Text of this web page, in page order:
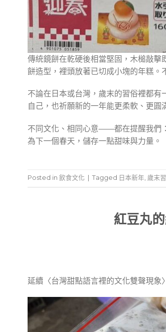
傳統鏡餅在乾硬後相當堅固，木槌敲
餅造型，裡頭放著已切成小塊的年糕
不論在日本或台灣，歲末的習俗裡都
自己，也祈願新的一年能更柔軟、更圓
不同文化、相同心意——都在提醒我們
為下一個春天，儲存一點甜味與力量。
Posted in 飲食文化 Tagged 日本新年, 歲末
紅豆丸
延續〈台灣甜點語言裡的文化雙聲現